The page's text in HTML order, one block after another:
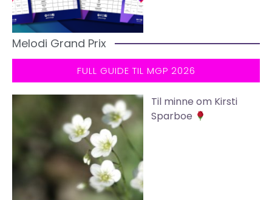
Melodi Grand Prix
FULL GUIDE TIL MGP 2026
Til minne om Kirsti
Sparboe